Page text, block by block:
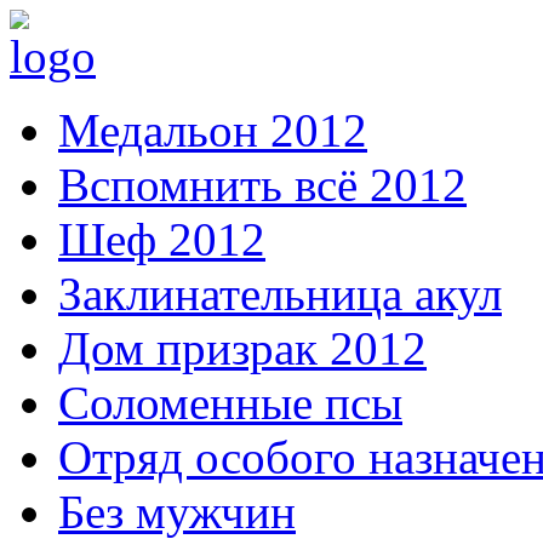
Медальон 2012
Вспомнить всё 2012
Шеф 2012
Заклинательница акул
Дом призрак 2012
Соломенные псы
Отряд особого
Без мужчин